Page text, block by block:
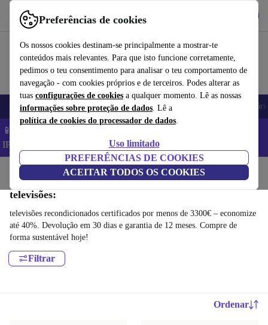
Preferências de cookies
Os nossos cookies destinam-se principalmente a mostrar-te
conteúdos mais relevantes. Para que isto funcione corretamente,
pedimos o teu consentimento para analisar o teu comportamento de
navegação - com cookies próprios e de terceiros. Podes alterar as
tuas configurações de cookies a qualquer momento. Lê as nossas
informações sobre proteção de dados. Lê a
política de cookies do processador de dados.
Uso limitado
PREFERÊNCIAS DE COOKIES
ACEITAR TODOS OS COOKIES
Use o refurbed de forma rápida e fácil
Telemóveis Computadores Portáteis Tablets
📱 Poupa 5% EXTRA em todos os iPhones – Código:
IPHONEDEAL –
Início
televisões:
televisões recondicionados certificados por menos de 3300€ – economize
até 40%. Devolução em 30 dias e garantia de 12 meses. Compre de
forma sustentável hoje!
Filtrar
Ordenar